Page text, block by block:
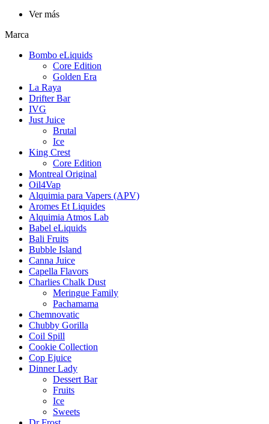
Ver más
Marca
Bombo eLiquids
Core Edition
Golden Era
La Raya
Drifter Bar
IVG
Just Juice
Brutal
Ice
King Crest
Core Edition
Montreal Original
Oil4Vap
Alquimia para Vapers (APV)
Aromes Et Liquides
Alquimia Atmos Lab
Babel eLiquids
Bali Fruits
Bubble Island
Canna Juice
Capella Flavors
Charlies Chalk Dust
Meringue Family
Pachamama
Chemnovatic
Chubby Gorilla
Coil Spill
Cookie Collection
Cop Ejuice
Dinner Lady
Dessert Bar
Fruits
Ice
Sweets